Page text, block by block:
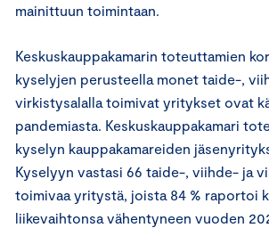
mainittuun toimintaan.
Keskuskauppakamarin toteuttamien
kyselyjen perusteella monet taide-,
virkistysalalla toimivat yritykset ovat
pandemiasta. Keskuskauppakamari
kyselyn kauppakamareiden
Kyselyyn vastasi 66 taide-, viihde- ja
toimivaa yritystä, joista 84 % raportoi
liikevaihtonsa vähentyneen vuoden